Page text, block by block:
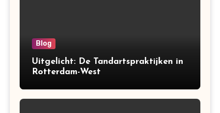
Blog
Uitgelicht: De Tandartspraktijken in
Rotterdam-West